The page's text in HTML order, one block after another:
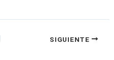
SIGUIENTE